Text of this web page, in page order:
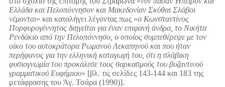
Ελλάδα και Πελοπόννησον και Μακεδονίαν Σκύθαι Σλάβοι
νέμονται» και καταλήγει λέγοντας πως «ο Κωνσταντίνος
Πορφυρογέννητος διηγείται για έναν επιφανή άνδρα, το Νικήτα
Ρενδάκιο από την Πελοπόννησο, ο οποίος συμπεθέρεψε με τον
οίκο του αυτοκράτορα Ρωμανού Λεκαπηνού και που ήταν
περήφανος για την ελληνική καταγωγή του, ότι η σλάβικη
φυσιογνωμία του προκάλεσε τους σαρκασμούς του βυζαντινού
γραμματικού Ευφήμιου» [βλ. τις σελίδες 143-144 και 183 της
μετάφρασης του Άγ. Τσάρα (1990)].